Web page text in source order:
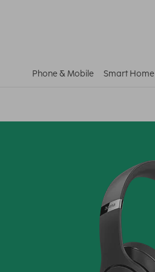
Phone & Mobile Smart Home